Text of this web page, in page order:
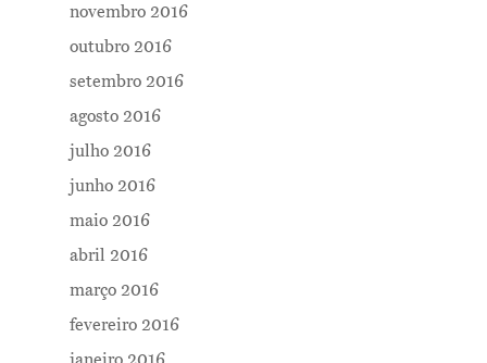
novembro 2016
outubro 2016
setembro 2016
agosto 2016
julho 2016
junho 2016
maio 2016
abril 2016
março 2016
fevereiro 2016